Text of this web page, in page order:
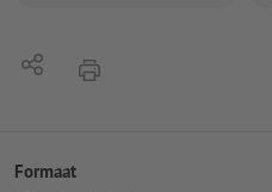
Delen afdrukken
Formaat